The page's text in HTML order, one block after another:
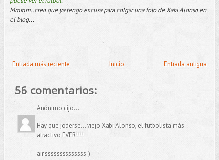
Mmmm..creo que ya tengo excusa para colgar una foto de Xabi Alonso en
el blog...
Entrada más reciente Entrada antigua
Inicio
56 comentarios:
Anónimo dijo...
Hay que joderse... viejo Xabi Alonso, el futbolista más
atractivo EVER!!!!
ainssssssssssssss ;)